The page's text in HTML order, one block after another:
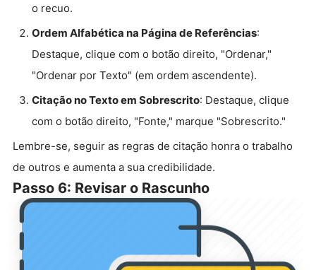
o recuo.
Ordem Alfabética na Página de Referências:
Destaque, clique com o botão direito, "Ordenar,"
"Ordenar por Texto" (em ordem ascendente).
Citação no Texto em Sobrescrito: Destaque, clique
com o botão direito, "Fonte," marque "Sobrescrito."
Lembre-se, seguir as regras de citação honra o trabalho
de outros e aumenta a sua credibilidade.
Passo 6: Revisar o Rascunho